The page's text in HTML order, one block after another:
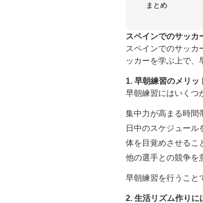
まとめ
スペインでのサッカ
スペインでのサッカ
ッカーを学ぶ上で、
1. 早朝練習のメリッ
早朝練習にはいくつ
集中力が高まる時間
日中のスケジュール
体を目覚めさせるこ
他の選手との競争を
早朝練習を行うこと
2. 生活リズム作りに